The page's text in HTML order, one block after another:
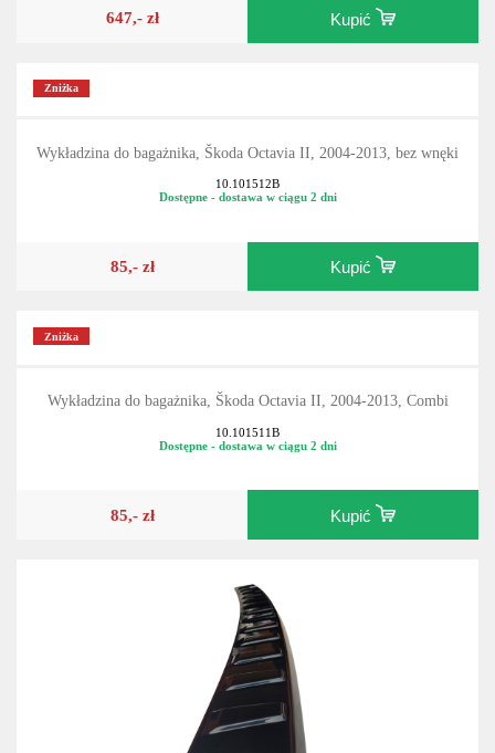
647,- zł Kupić
Zniżka
Wykładzina do bagażnika, Škoda Octavia II, 2004-2013, bez wnęki
10.101512B
Dostępne - dostawa w ciągu 2 dni
85,- zł Kupić
Zniżka
Wykładzina do bagażnika, Škoda Octavia II, 2004-2013, Combi
10.101511B
Dostępne - dostawa w ciągu 2 dni
85,- zł Kupić